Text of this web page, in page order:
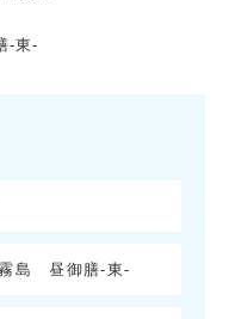
-東-
島 昼御膳-東-